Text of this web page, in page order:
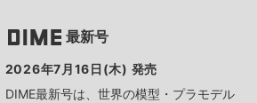
最新号
2026年7月16日(木) 発売
DIME最新号は、世界の模型・プラモデル